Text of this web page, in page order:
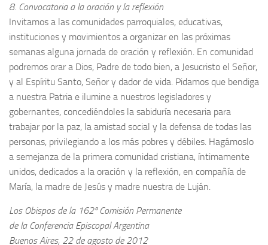
8. Convocatoria a la oración y la reflexión
Invitamos a las comunidades parroquiales, educativas,
instituciones y movimientos a organizar en las próximas
semanas alguna jornada de oración y reflexión. En comunidad
podremos orar a Dios, Padre de todo bien, a Jesucristo el Señor,
y al Espíritu Santo, Señor y dador de vida. Pidamos que bendiga
a nuestra Patria e ilumine a nuestros legisladores y
gobernantes, concediéndoles la sabiduría necesaria para
trabajar por la paz, la amistad social y la defensa de todas las
personas, privilegiando a los más pobres y débiles. Hagámoslo
a semejanza de la primera comunidad cristiana, íntimamente
unidos, dedicados a la oración y la reflexión, en compañía de
María, la madre de Jesús y madre nuestra de Luján.
Los Obispos de la 162º Comisión Permanente
de la Conferencia Episcopal Argentina
Buenos Aires, 22 de agosto de 2012